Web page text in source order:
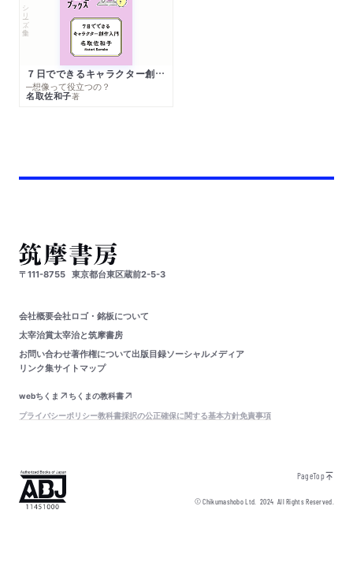
シリーズ・全集
７日でできるキャラクター創作入門
─想像って役立つの？
名取佐和子著
〒111-8755 東京都台東区蔵前2-5-3
会社概要会社ロゴ・銘板について
太宰治賞太宰治と筑摩書房
お問い合わせ著作権について出版目録ソーシャルメディア
リンク集サイトマップ
webちくま
ちくまの教科書
プライバシーポリシー教科書採択の公正確保に関する基本方針免責事項
PageTop
© Chikumashobo Ltd.2024 All Rights Reserved.